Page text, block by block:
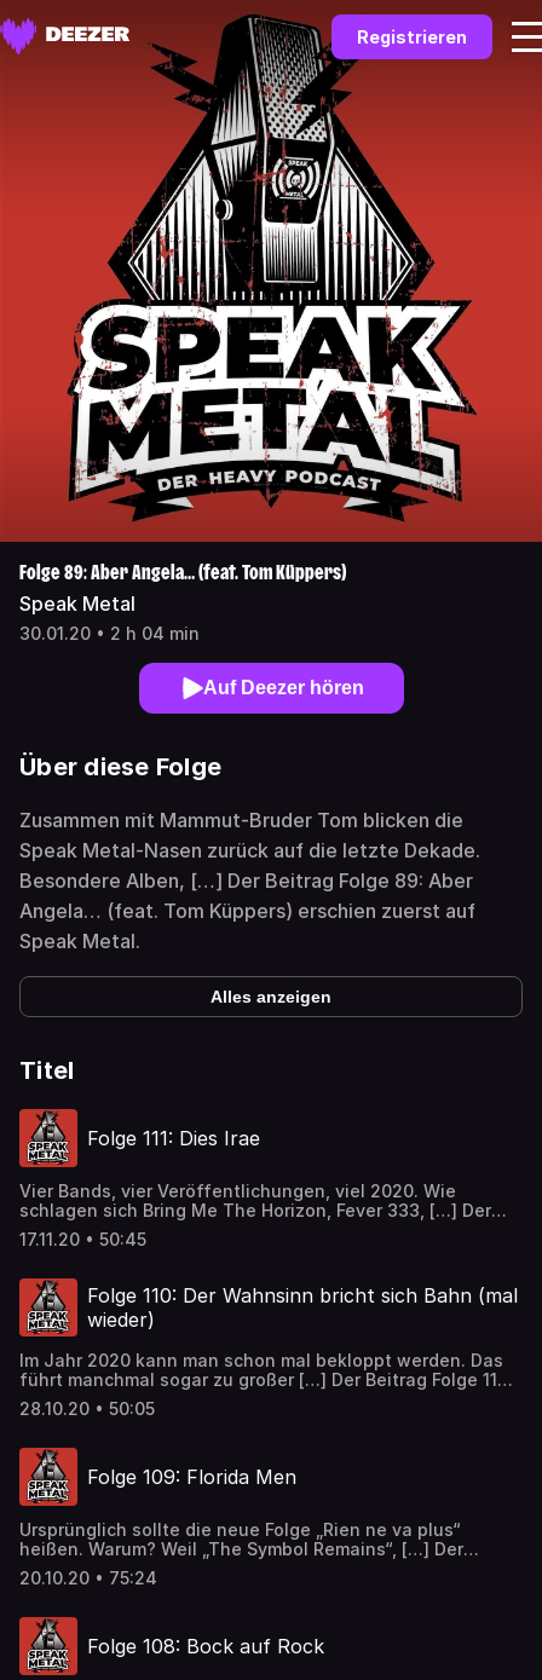
Registrieren
Folge 89: Aber Angela… (feat. Tom Küppers)
Speak Metal
30.01.20 • 2 h 04 min
Auf Deezer hören
Über diese Folge
Zusammen mit Mammut-Bruder Tom blicken die
Speak Metal-Nasen zurück auf die letzte Dekade.
Besondere Alben, […] Der Beitrag Folge 89: Aber
Angela… (feat. Tom Küppers) erschien zuerst auf
Speak Metal.
Alles anzeigen
Titel
Folge 111: Dies Irae
Vier Bands, vier Veröffentlichungen, viel 2020. Wie
schlagen sich Bring Me The Horizon, Fever 333, […] Der
Beitrag Folge 111: Dies Irae erschien zuerst auf Speak
Metal.
17.11.20 • 50:45
Folge 110: Der Wahnsinn bricht sich Bahn (mal
wieder)
Im Jahr 2020 kann man schon mal bekloppt werden. Das
führt manchmal sogar zu großer […] Der Beitrag Folge 110:
Der Wahnsinn bricht sich Bahn (mal wieder) erschien
zuerst auf Speak Metal.
28.10.20 • 50:05
Folge 109: Florida Men
Ursprünglich sollte die neue Folge „Rien ne va plus“
heißen. Warum? Weil „The Symbol Remains“, […] Der
Beitrag Folge 109: Florida Men erschien zuerst auf Speak
Metal.
20.10.20 • 75:24
Folge 108: Bock auf Rock